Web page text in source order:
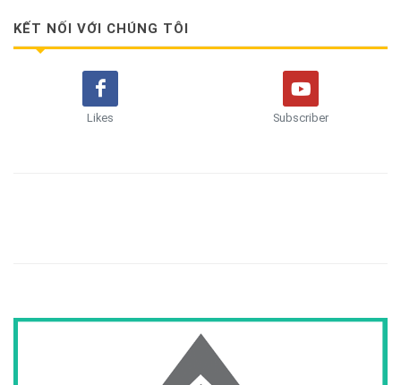
KẾT NỐI VỚI CHÚNG TÔI
Likes Subscriber